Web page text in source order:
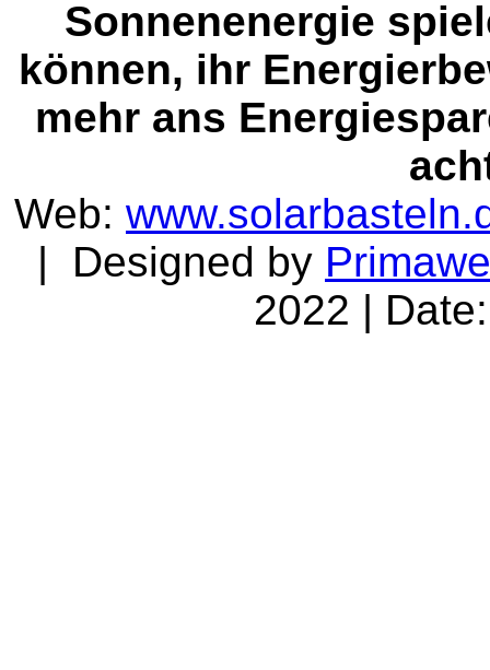
Sonnenenergie
können, ihr
mehr ans
Web:
| Designed by
2022 |